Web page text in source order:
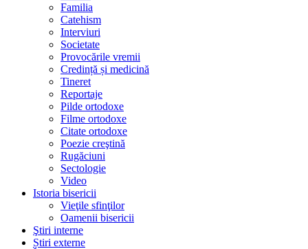
Familia
Catehism
Interviuri
Societate
Provocările vremii
Credință și medicină
Tineret
Reportaje
Pilde ortodoxe
Filme ortodoxe
Citate ortodoxe
Poezie creştină
Rugăciuni
Sectologie
Video
Istoria bisericii
Vieţile sfinţilor
Oamenii bisericii
Ştiri interne
Știri externe